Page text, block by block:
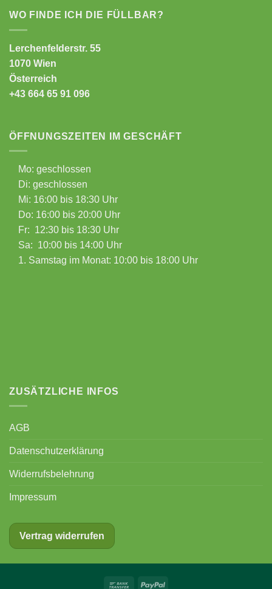
WO FINDE ICH DIE FÜLLBAR?
Lerchenfelderstr. 55
1070 Wien
Österreich
+43 664 65 91 096
ÖFFNUNGSZEITEN IM GESCHÄFT
Mo: geschlossen
Di: geschlossen
Mi: 16:00 bis 18:30 Uhr
Do: 16:00 bis 20:00 Uhr
Fr: 12:30 bis 18:30 Uhr
Sa: 10:00 bis 14:00 Uhr
1. Samstag im Monat: 10:00 bis 18:00 Uhr
ZUSÄTZLICHE INFOS
AGB
Datenschutzerklärung
Widerrufsbelehrung
Impressum
Vertrag widerrufen
Bank PayPal